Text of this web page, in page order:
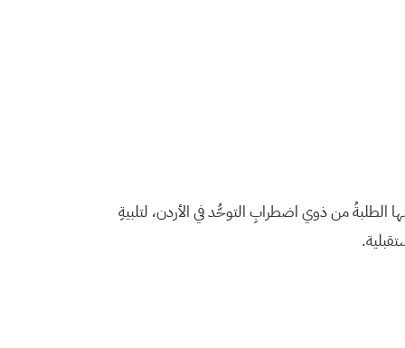
الطلبةُ من ذوي اضطرابِ التوحُّد في الأردن، لتلبيةِ